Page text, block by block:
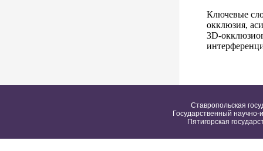
Ключевые
окклюзия,
3D-
Ставропольская
Государственный научно-
Пятигорская